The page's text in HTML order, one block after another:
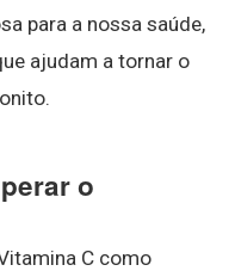
para a nossa saúde,
ajudam a tornar o
o
C como